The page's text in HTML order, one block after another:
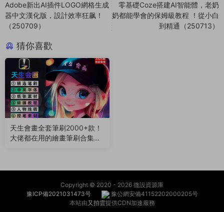
Adobe新出AI插件LOGO網格生成
器中文漢化版，設計效率狂飙！
（250709）
零基礎Coze搭建AI智能體，老奶
奶都能學會的保姆級教程 ！從小白
到精通（250713）
猜你喜歡
天生會畫全套筆刷2000+款！
大佬都在用的繪畫筆刷合集來
Copyright © 2020 - 2026 微設資源庫
豫ICP備2021031473号
豫公網安備41152202000205号
本站由又拍雲提供CDN加速服務